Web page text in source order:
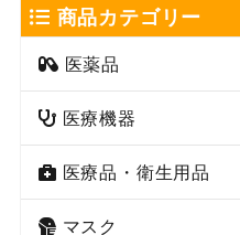
商品カテゴリー
医薬品
医療機器
医療品・衛生用品
マスク